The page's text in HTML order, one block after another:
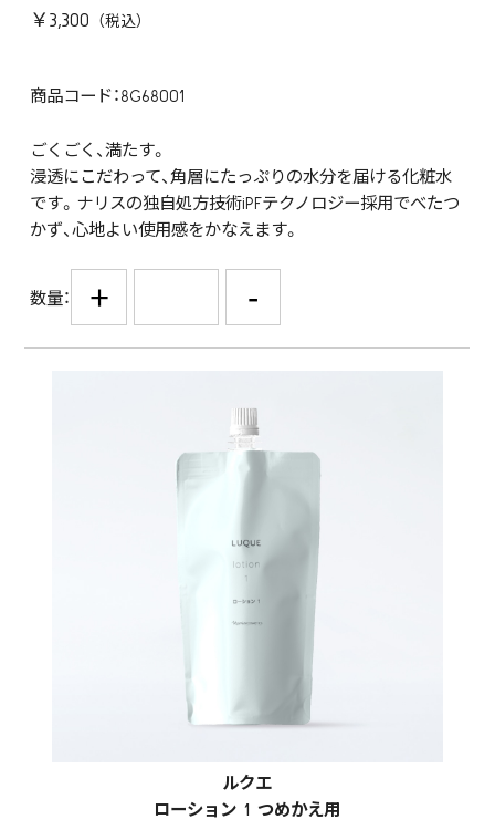
￥3,300
商品コード：8G68001
ごくごく、満たす。
浸透にこだわって、角層にたっぷりの水分を届ける化粧水
です。ナリスの独自処方技術iPFテクノロジー採用でべたつ
かず、心地よい使用感をかなえます。
数量： + -
ルクエ
ローション 1 つめかえ用